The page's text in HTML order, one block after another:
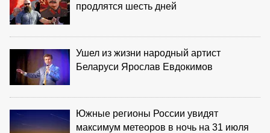
продлятся шесть дней
Ушел из жизни народный артист
Беларуси Ярослав Евдокимов
Южные регионы России увидят
максимум метеоров в ночь на 31 июля